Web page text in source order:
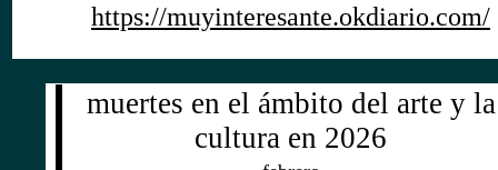
https://muyinteresante.okdiario.com/
muertes en el ámbito del arte y la
cultura en 2026